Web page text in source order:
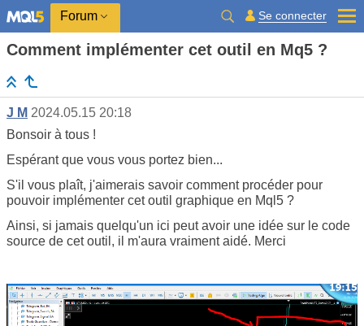
Forum Se connecter
Comment implémenter cet outil en Mq5 ?
J M 2024.05.15 20:18
Bonsoir à tous !
Espérant que vous vous portez bien...
S'il vous plaît, j'aimerais savoir comment procéder pour
pouvoir implémenter cet outil graphique en Mql5 ?
Ainsi, si jamais quelqu'un ici peut avoir une idée sur le code
source de cet outil, il m'aura vraiment aidé. Merci